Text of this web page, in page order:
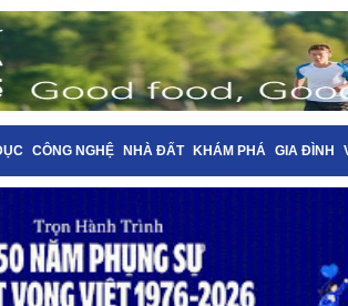
CÔNG NGHỆ NHÀ ĐẤT KHÁM PHÁ GIA ĐÌNH